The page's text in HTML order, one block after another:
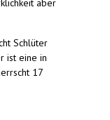
aber
Schlüter
ist eine in
17